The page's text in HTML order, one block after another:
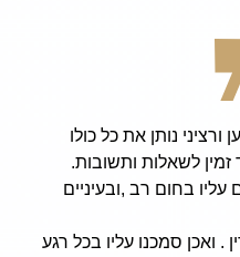
נותן את כל כולו
זמין לשאלות ותשובות.
עליו בחום רב ,ובעיניים
. ואכן סמכנו עליו בכל רגע